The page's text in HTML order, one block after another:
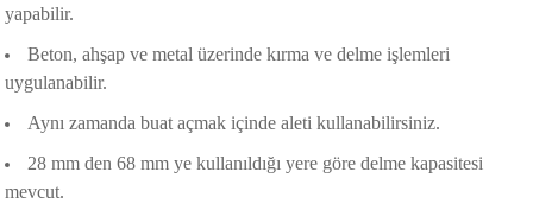
yapabilir.
Beton, ahşap ve metal üzerinde kırma ve delme işlemleri
uygulanabilir.
Aynı zamanda buat açmak içinde aleti kullanabilirsiniz.
28 mm den 68 mm ye kullanıldığı yere göre delme kapasitesi
mevcut.